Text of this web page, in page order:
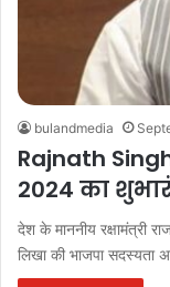
bulandmedia
Rajnath
2024 का
देश के माननीय रक्षामंत्री
लिखा की भाजपा सदस्यता